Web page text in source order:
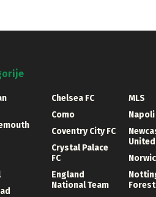
Chelsea FC
Como
Coventry City FC
Crystal Palace
FC
England
National Team
MLS
Napoli
United
Forest